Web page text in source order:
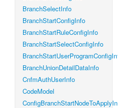
BranchSelectInfo
BranchStartConfigInfo
BranchStartRuleConfigInfo
BranchStartSelectConfigInfo
BranchStartUserProgramConfigInfo
BranchUnionDetailDataInfo
CnfmAuthUserInfo
CodeModel
ConfigBranchStartNodeToApplyInfo